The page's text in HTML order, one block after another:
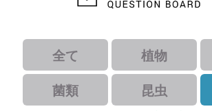
植物 野鳥
菌類 昆虫 ほか
すべて 未解決｜
｜解決済み｜識者コメントあり